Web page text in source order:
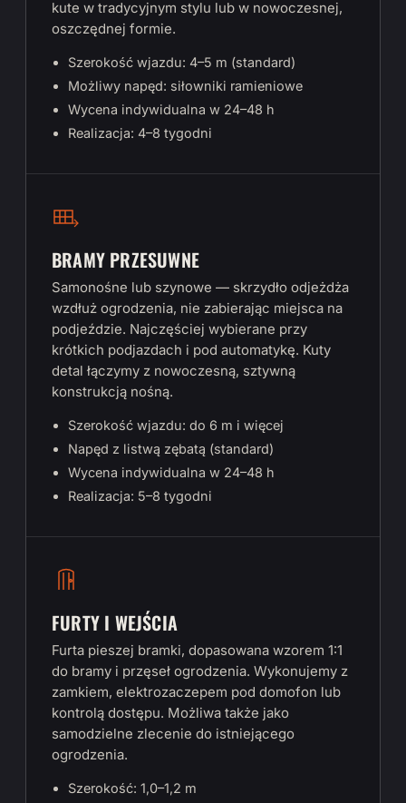
kute w tradycyjnym stylu lub w nowoczesnej,
oszczędnej formie.
Szerokość wjazdu: 4–5 m (standard)
Możliwy napęd: siłowniki ramieniowe
Wycena indywidualna w 24–48 h
Realizacja: 4–8 tygodni
BRAMY PRZESUWNE
Samonośne lub szynowe — skrzydło odjeżdża
wzdłuż ogrodzenia, nie zabierając miejsca na
podjeździe. Najczęściej wybierane przy
krótkich podjazdach i pod automatykę. Kuty
detal łączymy z nowoczesną, sztywną
konstrukcją nośną.
Szerokość wjazdu: do 6 m i więcej
Napęd z listwą zębatą (standard)
Wycena indywidualna w 24–48 h
Realizacja: 5–8 tygodni
FURTY I WEJŚCIA
Furta pieszej bramki, dopasowana wzorem 1:1
do bramy i przęseł ogrodzenia. Wykonujemy z
zamkiem, elektrozaczepem pod domofon lub
kontrolą dostępu. Możliwa także jako
samodzielne zlecenie do istniejącego
ogrodzenia.
Szerokość: 1,0–1,2 m